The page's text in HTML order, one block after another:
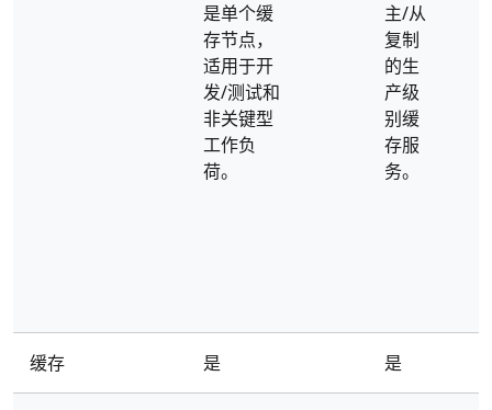
是单个缓
存节点，
适用于开
发/测试和
非关键型
工作负
荷。
主/从
复制
的生
产级
别缓
存服
务。
缓存 是 是